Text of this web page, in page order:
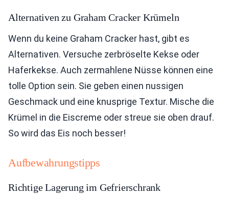
Alternativen zu Graham Cracker Krümeln
Wenn du keine Graham Cracker hast, gibt es
Alternativen. Versuche zerbröselte Kekse oder
Haferkekse. Auch zermahlene Nüsse können eine
tolle Option sein. Sie geben einen nussigen
Geschmack und eine knusprige Textur. Mische die
Krümel in die Eiscreme oder streue sie oben drauf.
So wird das Eis noch besser!
Aufbewahrungstipps
Richtige Lagerung im Gefrierschrank